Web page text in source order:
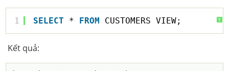
?
1 SELECT * FROM CUSTOMERS_VIEW;
Kết quả: